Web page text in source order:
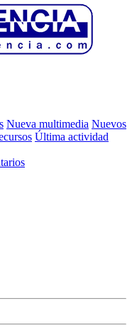
Nueva multimedia Nuevos
Última actividad